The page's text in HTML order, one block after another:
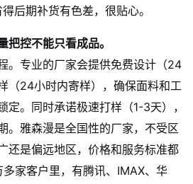
后期补货有色差，很贴心。
把控不能只看成品。
。专业的厂家会提供免费设计（24
（24小时内寄样），确保面料和工
定。同时承诺极速打样（1-3天），
。雅森漫是全国性的厂家，不受区
还是偏远地区，价格和服务标准都
家客户里，有腾讯、IMAX、华